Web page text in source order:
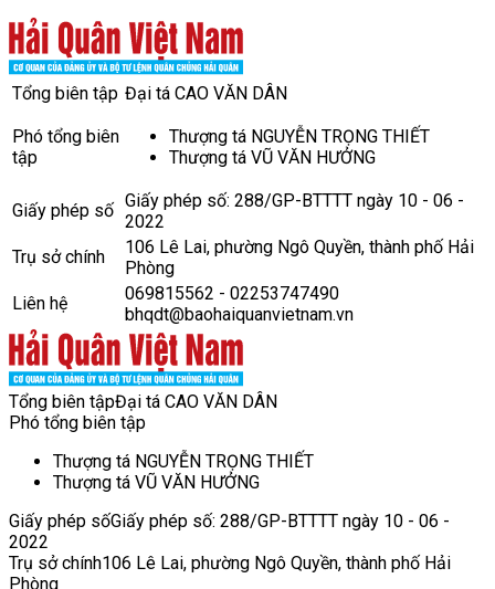
Tổng biên tập Đại tá CAO VĂN DÂN
Phó tổng biên
tập
Thượng tá NGUYỄN TRỌNG THIẾT
Thượng tá VŨ VĂN HƯỞNG
Giấy phép số Giấy phép số: 288/GP-BTTTT ngày 10 - 06 -
2022
Trụ sở chính
106 Lê Lai, phường Ngô Quyền, thành phố Hải
Phòng
Liên hệ
069815562 - 02253747490
bhqdt@baohaiquanvietnam.vn
Tổng biên tậpĐại tá CAO VĂN DÂN
Phó tổng biên tập
Thượng tá NGUYỄN TRỌNG THIẾT
Thượng tá VŨ VĂN HƯỞNG
Giấy phép sốGiấy phép số: 288/GP-BTTTT ngày 10 - 06 -
2022
Trụ sở chính106 Lê Lai, phường Ngô Quyền, thành phố Hải
Phòng